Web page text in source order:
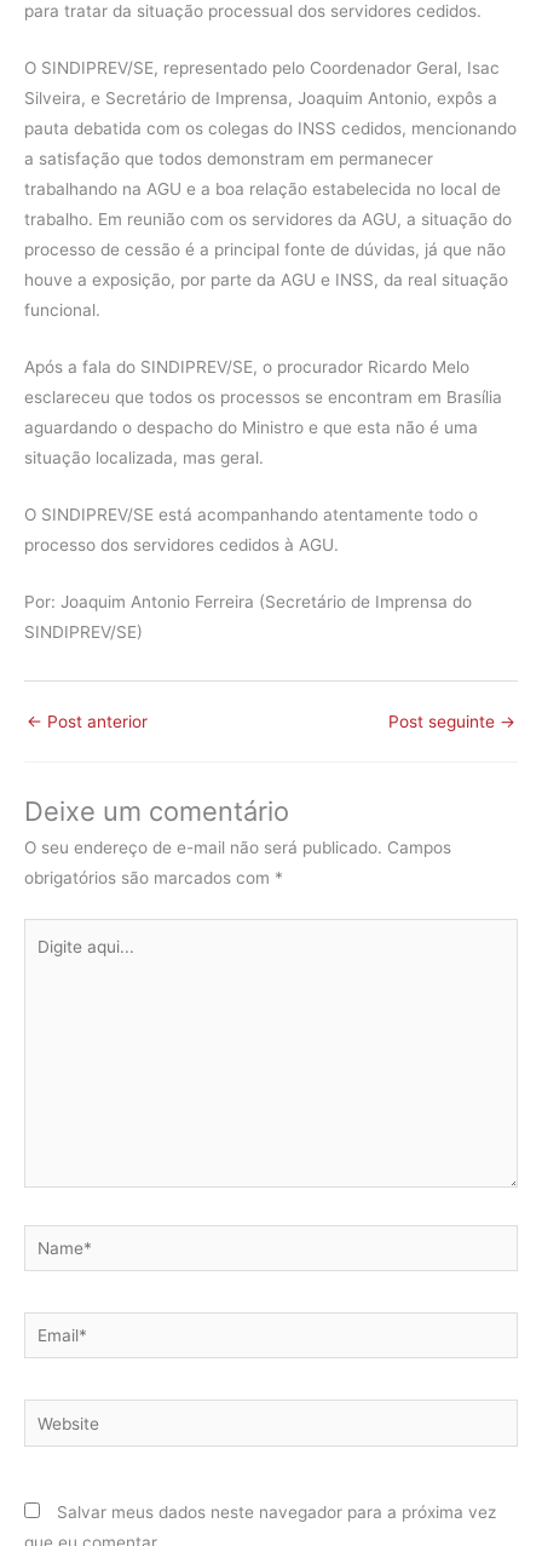
para tratar da situação processual dos servidores cedidos.
O SINDIPREV/SE, representado pelo Coordenador Geral, Isac
Silveira, e Secretário de Imprensa, Joaquim Antonio, expôs a
pauta debatida com os colegas do INSS cedidos, mencionando
a satisfação que todos demonstram em permanecer
trabalhando na AGU e a boa relação estabelecida no local de
trabalho. Em reunião com os servidores da AGU, a situação do
processo de cessão é a principal fonte de dúvidas, já que não
houve a exposição, por parte da AGU e INSS, da real situação
funcional.
Após a fala do SINDIPREV/SE, o procurador Ricardo Melo
esclareceu que todos os processos se encontram em Brasília
aguardando o despacho do Ministro e que esta não é uma
situação localizada, mas geral.
O SINDIPREV/SE está acompanhando atentamente todo o
processo dos servidores cedidos à AGU.
Por: Joaquim Antonio Ferreira (Secretário de Imprensa do
SINDIPREV/SE)
← Post anterior Post seguinte →
Deixe um comentário
O seu endereço de e-mail não será publicado. Campos
obrigatórios são marcados com *
aqui...
Name*
Email*
Website
Salvar meus dados neste navegador para a próxima vez